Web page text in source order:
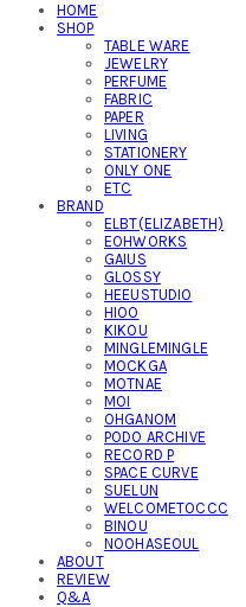
HOME
SHOP
TABLE WARE
JEWELRY
PERFUME
FABRIC
PAPER
LIVING
STATIONERY
ONLY ONE
ETC
BRAND
ELBT(ELIZABETH)
EOHWORKS
GAIUS
GLOSSY
HEEUSTUDIO
HIOO
KIKOU
MINGLEMINGLE
MOCKGA
MOTNAE
MOI
OHGANOM
PODO ARCHIVE
RECORD P
SPACE CURVE
SUELUN
WELCOMETOCCC
BINOU
NOOHASEOUL
ABOUT
REVIEW
Q&A